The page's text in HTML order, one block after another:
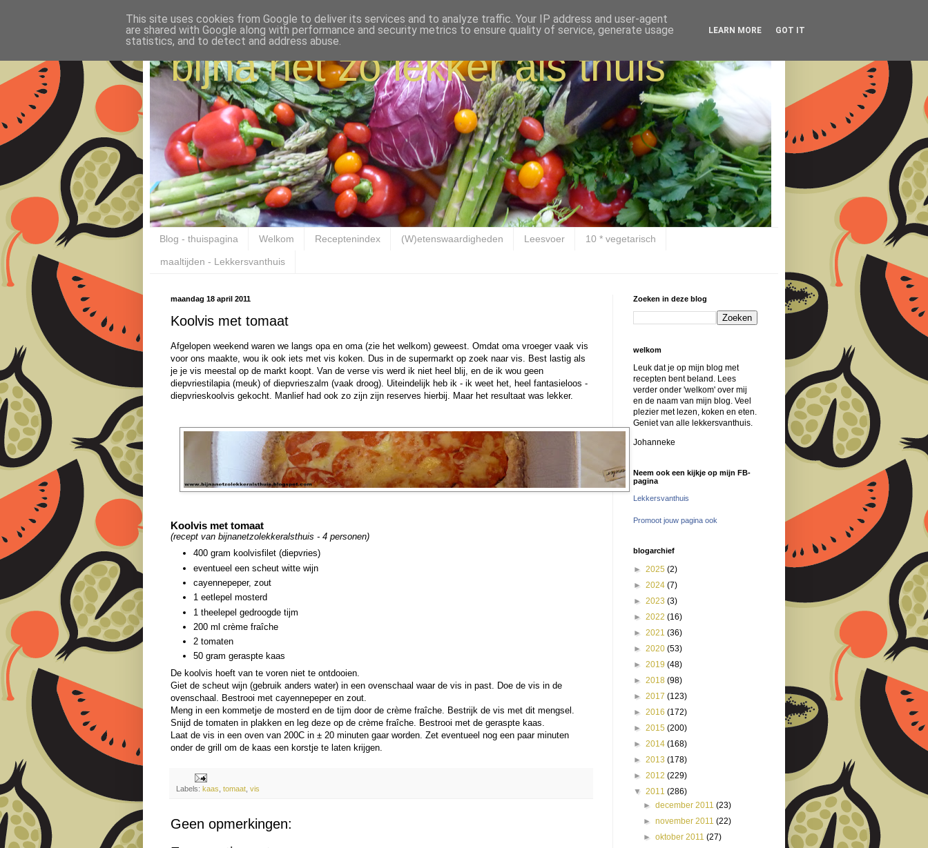
bijna net zo lekker als thuis
Blog - thuispagina Welkom Receptenindex (W)etenswaardigheden Leesvoer 10 * vegetarisch
maaltijden - Lekkersvanthuis
maandag 18 april 2011
Koolvis met tomaat
Afgelopen weekend waren we langs opa en oma (zie het welkom) geweest. Omdat oma vroeger vaak vis
voor ons maakte, wou ik ook iets met vis koken. Dus in de supermarkt op zoek naar vis. Best lastig als
je je vis meestal op de markt koopt. Van de verse vis werd ik niet heel blij, en de ik wou geen
diepvriestilapia (meuk) of diepvrieszalm (vaak droog). Uiteindelijk heb ik - ik weet het, heel fantasieloos -
diepvrieskoolvis gekocht. Manlief had ook zo zijn zijn reserves hierbij. Maar het resultaat was lekker.
Koolvis met tomaat
(recept van bijnanetzolekkeralsthuis - 4 personen)
400 gram koolvisfilet (diepvries)
eventueel een scheut witte wijn
cayennepeper, zout
1 eetlepel mosterd
1 theelepel gedroogde tijm
200 ml crème fraîche
2 tomaten
50 gram geraspte kaas
De koolvis hoeft van te voren niet te ontdooien.
Giet de scheut wijn (gebruik anders water) in een ovenschaal waar de vis in past. Doe de vis in de
ovenschaal. Bestrooi met cayennepeper en zout.
Meng in een kommetje de mosterd en de tijm door de crème fraîche. Bestrijk de vis met dit mengsel.
Snijd de tomaten in plakken en leg deze op de crème fraîche. Bestrooi met de geraspte kaas.
Laat de vis in een oven van 200C in ± 20 minuten gaar worden. Zet eventueel nog een paar minuten
onder de grill om de kaas een korstje te laten krijgen.
Labels: kaas tomaat vis
Geen opmerkingen:
Zoeken in deze blog
welkom
Leuk dat je op mijn blog met
recepten bent beland. Lees
verder onder 'welkom' over mij
en de naam van mijn blog. Veel
plezier met lezen, koken en eten.
Geniet van alle lekkersvanthuis.
Johanneke
Neem ook een kijkje op mijn FB-
pagina
Lekkersvanthuis
Promoot jouw pagina ook
blogarchief
► 2025 (2)
► 2024 (7)
► 2023 (3)
► 2022 (16)
► 2021 (36)
► 2020 (53)
► 2019 (48)
► 2018 (98)
► 2017 (123)
► 2016 (172)
► 2015 (200)
► 2014 (168)
► 2013 (178)
► 2012 (229)
▼ 2011 (286)
►december 2011(23)
►november 2011(22)
►oktober 2011(27)
This site uses cookies from Google to deliver its services and to analyze traffic. Your IP address and user-agent
are shared with Google along with performance and security metrics to ensure quality of service, generate usage
statistics, and to detect and address abuse.
LEARN MORE GOT IT